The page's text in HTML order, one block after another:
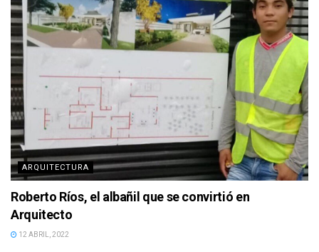
ARQUITECTURA
Roberto Ríos, el albañil que se convirtió en
Arquitecto
12 ABRIL, 2022